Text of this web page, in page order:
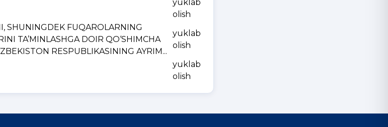
yuklab
olish
SHUNINGDЕK FUQAROLARNING
TA’MINLASHGA DOIR QO‘SHIMCHA
RЕSPUBLIKASINING AYRIM...
yuklab
olish
yuklab
olish